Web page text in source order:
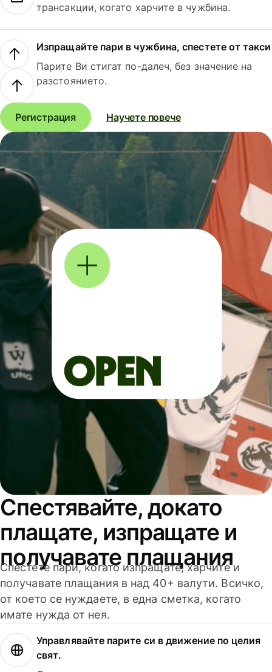
трансакции, когато харчите в чужбина.
Изпращайте пари в чужбина, спестете от такси
Парите Ви стигат по-далеч, без значение на
разстоянието.
Регистрация Научете повече
Спестявайте, докато
плащате, изпращате и
получавате плащания
Спестете пари, когато изпращате, харчите и
получавате плащания в над 40+ валути. Всичко,
от което се нуждаете, в една сметка, когато
имате нужда от нея.
Управлявайте парите си в движение по целия
свят.